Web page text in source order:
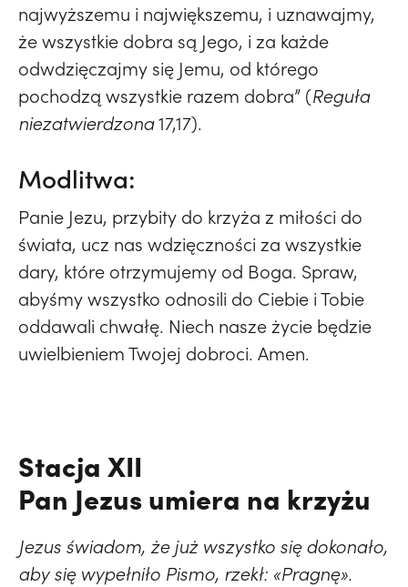
najwyższemu i największemu, i uznawajmy,
że wszystkie dobra są Jego, i za każde
odwdzięczajmy się Jemu, od którego
pochodzą wszystkie razem dobra” (Reguła
niezatwierdzona17,17).
Modlitwa:
Panie Jezu, przybity do krzyża z miłości do
świata, ucz nas wdzięczności za wszystkie
dary, które otrzymujemy od Boga. Spraw,
abyśmy wszystko odnosili do Ciebie i Tobie
oddawali chwałę. Niech nasze życie będzie
uwielbieniem Twojej dobroci. Amen.
Stacja XII
Pan Jezus umiera na krzyżu
Jezus świadom, że już wszystko się dokonało,
aby się wypełniło Pismo, rzekł: «Pragnę».